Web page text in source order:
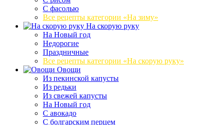
С фасолью
Все рецепты категории «На зиму»
На скорую руку
На Новый год
Недорогие
Праздничные
Все рецепты категории «На скорую руку»
Овощи
Из пекинской капусты
Из редьки
Из свежей капусты
На Новый год
С авокадо
С болгарским перцем